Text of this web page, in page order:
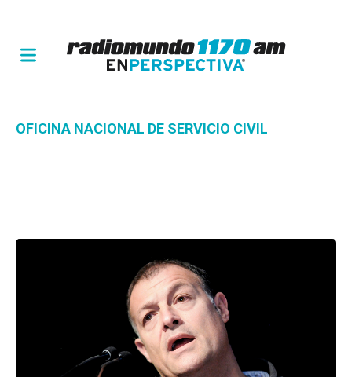
OFICINA NACIONAL DE SERVICIO CIVIL